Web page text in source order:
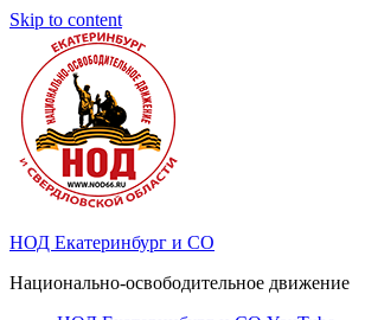
Skip to content
НОД Екатеринбург и СО
Национально-освободительное движение